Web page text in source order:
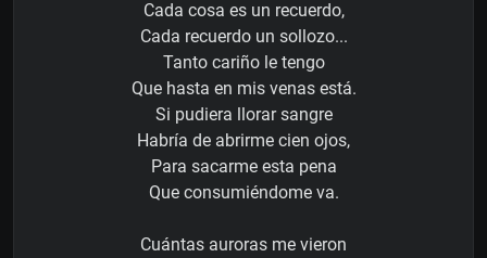
Cada cosa es un recuerdo,
Cada recuerdo un sollozo...
Tanto cariño le tengo
Que hasta en mis venas está.
Si pudiera llorar sangre
Habría de abrirme cien ojos,
Para sacarme esta pena
Que consumiéndome va.
Cuántas auroras me vieron